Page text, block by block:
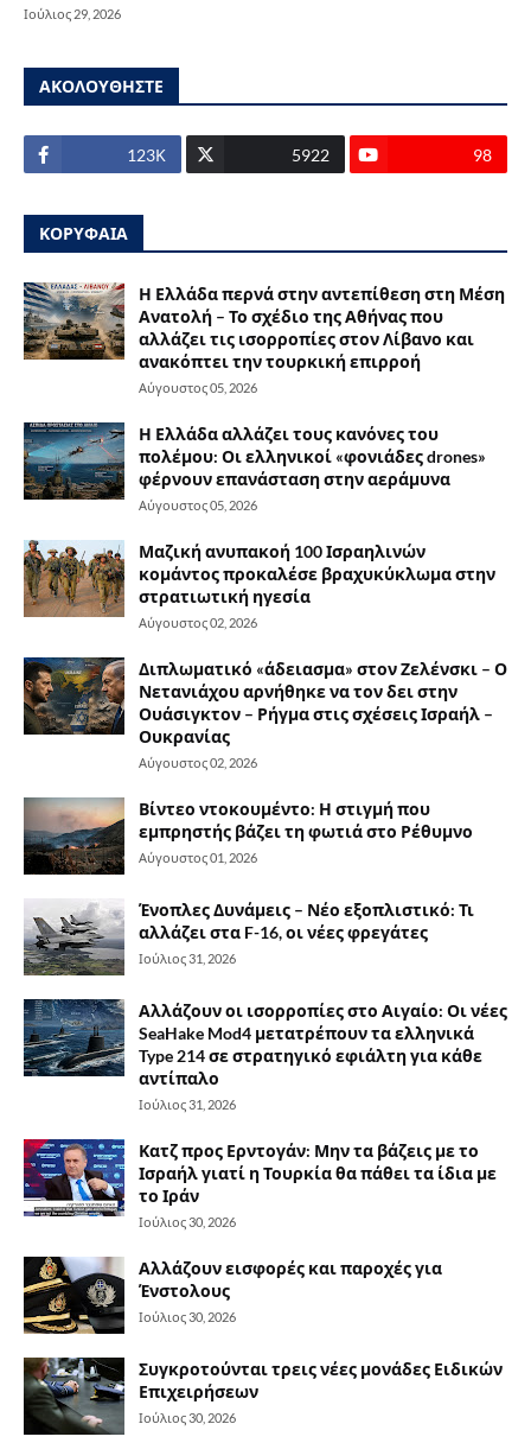
Ιούλιος 29, 2026
ΑΚΟΛΟΥΘΗΣΤΕ
123Κ 5922 98
ΚΟΡΥΦΑΙΑ
Η Ελλάδα περνά στην αντεπίθεση στη Μέση
Ανατολή – Το σχέδιο της Αθήνας που
αλλάζει τις ισορροπίες στον Λίβανο και
ανακόπτει την τουρκική επιρροή
Αύγουστος 05, 2026
Η Ελλάδα αλλάζει τους κανόνες του
πολέμου: Οι ελληνικοί «φονιάδες drones»
φέρνουν επανάσταση στην αεράμυνα
Αύγουστος 05, 2026
Μαζική ανυπακοή 100 Ισραηλινών
κομάντος προκαλέσε βραχυκύκλωμα στην
στρατιωτική ηγεσία
Αύγουστος 02, 2026
Διπλωματικό «άδειασμα» στον Ζελένσκι – Ο
Νετανιάχου αρνήθηκε να τον δει στην
Ουάσιγκτον – Ρήγμα στις σχέσεις Ισραήλ –
Ουκρανίας
Αύγουστος 02, 2026
Βίντεο ντοκουμέντο: Η στιγμή που
εμπρηστής βάζει τη φωτιά στο Ρέθυμνο
Αύγουστος 01, 2026
Ένοπλες Δυνάμεις – Νέο εξοπλιστικό: Τι
αλλάζει στα F-16, οι νέες φρεγάτες
Ιούλιος 31, 2026
Αλλάζουν οι ισορροπίες στο Αιγαίο: Οι νέες
SeaHake Mod4 μετατρέπουν τα ελληνικά
Type 214 σε στρατηγικό εφιάλτη για κάθε
αντίπαλο
Ιούλιος 31, 2026
Κατζ προς Ερντογάν: Μην τα βάζεις με το
Ισραήλ γιατί η Τουρκία θα πάθει τα ίδια με
το Ιράν
Ιούλιος 30, 2026
Αλλάζουν εισφορές και παροχές για
Ένστολους
Ιούλιος 30, 2026
Συγκροτούνται τρεις νέες μονάδες Ειδικών
Επιχειρήσεων
Ιούλιος 30, 2026